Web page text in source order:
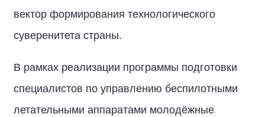
вектор формирования технологического
суверенитета страны.
В рамках реализации программы подготовки
специалистов по управлению беспилотными
летательными аппаратами молодёжные